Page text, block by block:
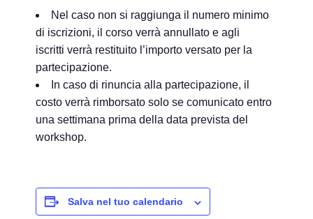
Nel caso non si raggiunga il numero minimo
di iscrizioni, il corso verrà annullato eagli
iscritti verrà restituito l’importo versato per la
partecipazione.
In caso di rinuncia alla partecipazione, il
costo verrà rimborsatosolo se comunicato entro
una settimana prima della data prevista del
workshop.
Salva nel tuo calendario